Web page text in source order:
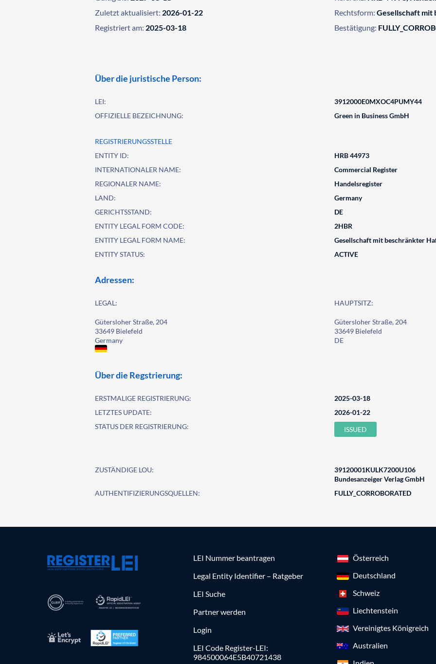
Zuletzt aktualisiert: 2026-01-22
Registriert am: 2025-03-18
Rechtsform: Gesellschaft mit
Bestätigung:
Über die juristische Person:
LEI:
3912000E0MXOC4PUMY44
OFFIZIELLE BEZEICHNUNG:
Green in Business GmbH
REGISTRIERUNGSSTELLE
ENTITY ID:
HRB 44973
INTERNATIONALER NAME:
Commercial Register
REGIONALER NAME:
Handelsregister
LAND:
Germany
GERICHTSSTAND:
DE
ENTITY LEGAL FORM CODE:
2HBR
ENTITY LEGAL FORM NAME:
Gesellschaft mit beschränkter
ENTITY STATUS:
ACTIVE
Adressen:
LEGAL:
Gütersloher Straße, 204
33649 Bielefeld
Germany
HAUPTSITZ:
Gütersloher Straße, 204
33649 Bielefeld
DE
Über die Regstrierung:
ERSTMALIGE REGISTRIERUNG:
2025-03-18
LETZTES UPDATE:
2026-01-22
STATUS DER REGISTRIERUNG:
ISSUED
ZUSTÄNDIGE LOU:
39120001KULK7200U106
Bundesanzeiger Verlag GmbH
AUTHENTIFIZIERUNGSQUELLEN:
FULLY_CORROBORATED
LEI Nummer beantragen
Legal Entity Identifier – Ratgeber
LEI Suche
Partner werden
Login
LEI Code Register-LEI:
984500064E5B40721438
Österreich
Deutschland
Schweiz
Liechtenstein
Vereinigtes Königreich
Australien